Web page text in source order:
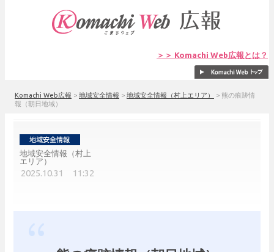
＞＞ Komachi Web広報とは？
Komachi Web広報 > 地域安全情報 > 地域安全情報（村上エリア） > 熊の痕跡情
報（朝日地域）
地域安全情報（村上
エリア）
2025.10.31 11:32